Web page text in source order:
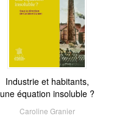
Industrie et habitants,
une équation insoluble ?
Caroline Granier